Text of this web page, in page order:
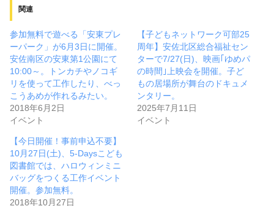
関連
参加無料で遊べる「安東プレ
ーパーク」が6月3日に開催。
安佐南区の安東第1公園にて
10:00～。トンカチやノコギ
リを使って工作したり、べっ
こうあめが作れるみたい。
2018年6月2日
イベント
【子どもネットワーク可部25
周年】安佐北区総合福祉セン
ターで7/27(日)、映画｢ゆめパ
の時間｣上映会を開催。子ど
もの居場所が舞台のドキュメ
ンタリー。
2025年7月11日
イベント
【今日開催！事前申込不要】
10月27日(土)、5-Daysこども
図書館では、ハロウィンミニ
バッグをつくる工作イベント
開催。参加無料。
2018年10月27日